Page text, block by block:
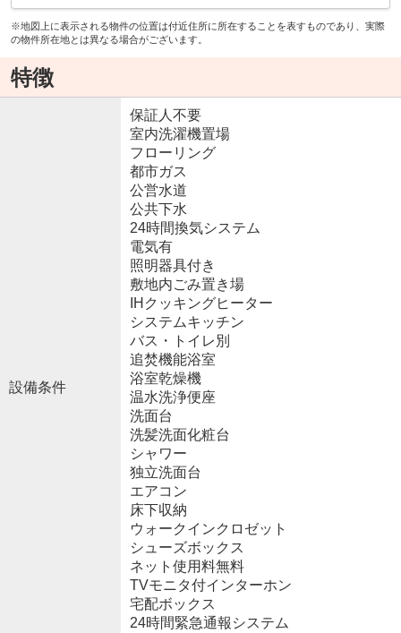
※地図上に表示される物件の位置は付近住所に所在することを表すものであり、実際
の物件所在地とは異なる場合がございます。
特徴
設備条件
保証人不要
室内洗濯機置場
フローリング
都市ガス
公営水道
公共下水
24時間換気システム
電気有
照明器具付き
敷地内ごみ置き場
IHクッキングヒーター
システムキッチン
バス・トイレ別
追焚機能浴室
浴室乾燥機
温水洗浄便座
洗面台
洗髪洗面化粧台
シャワー
独立洗面台
エアコン
床下収納
ウォークインクロゼット
シューズボックス
ネット使用料無料
TVモニタ付インターホン
宅配ボックス
24時間緊急通報システム